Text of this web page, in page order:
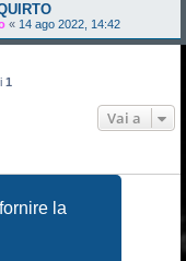
la
« 14 ago 2022, 14:42
1
Vai a